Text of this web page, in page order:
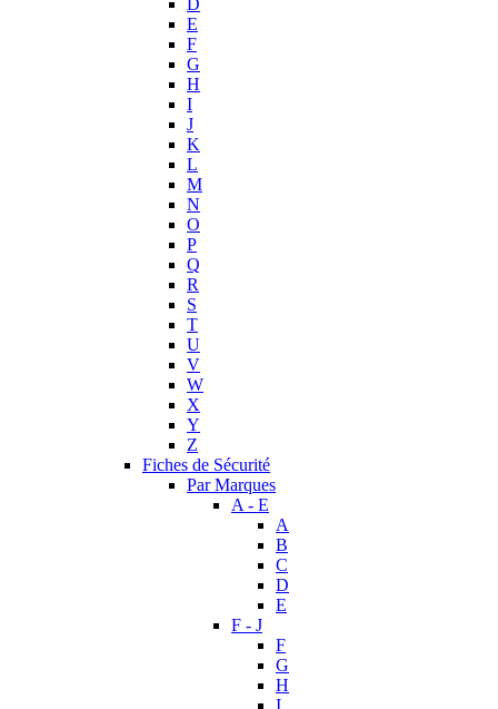
D
E
F
G
H
I
J
K
L
M
N
O
P
Q
R
S
T
U
V
W
X
Y
Z
Fiches de Sécurité
Par Marques
A - E
A
B
C
D
E
F - J
F
G
H